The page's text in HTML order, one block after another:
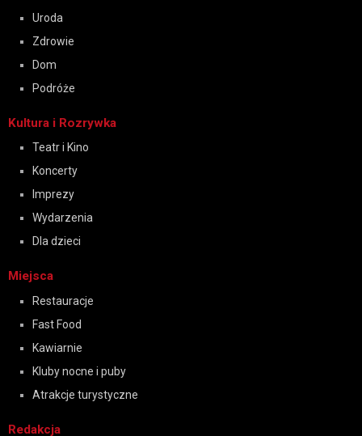
Uroda
Zdrowie
Dom
Podróże
Kultura i Rozrywka
Teatr i Kino
Koncerty
Imprezy
Wydarzenia
Dla dzieci
Miejsca
Restauracje
Fast Food
Kawiarnie
Kluby nocne i puby
Atrakcje turystyczne
Redakcja